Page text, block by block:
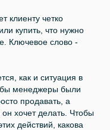
клиенту четко
купить, что нужно
Ключевое слово -
как и ситуация в
менеджеры были
продавать, а
он хочет делать. Чтобы
действий, какова